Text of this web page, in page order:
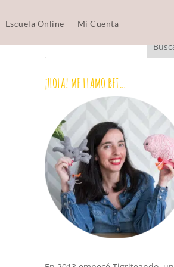
Escuela Online Mi Cuenta
¡HOLA! ME LLAMO BEI…